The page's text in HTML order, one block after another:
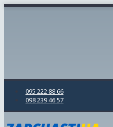
095 222 88 66
098 239 46 57